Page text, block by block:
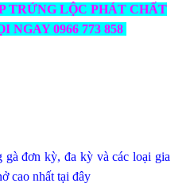
TRỨNG LỘC PHÁT CHẤT
NGAY 0966 773 858
gà đơn kỳ, đa kỳ và các loại gia
cao nhất tại đây